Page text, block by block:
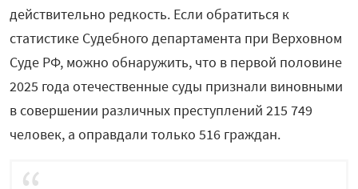
действительно редкость. Если обратиться к
статистике Судебного департамента при Верховном
Суде РФ, можно обнаружить, что в первой половине
2025 года отечественные суды признали виновными
в совершении различных преступлений 215 749
человек, а оправдали только 516 граждан.